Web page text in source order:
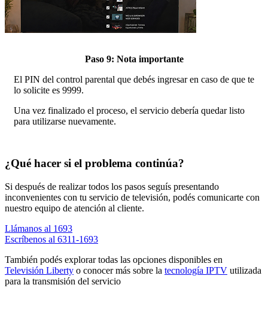
Paso 9: Nota importante
El PIN del control parental que debés ingresar en caso de que te
lo solicite es 9999.
Una vez finalizado el proceso, el servicio debería quedar listo
para utilizarse nuevamente.
¿Qué hacer si el problema continúa?
Si después de realizar todos los pasos seguís presentando
inconvenientes con tu servicio de televisión, podés comunicarte con
nuestro equipo de atención al cliente.
Llámanos al 1693
Escríbenos al 6311-1693
También podés explorar todas las opciones disponibles en
Televisión Liberty o conocer más sobre la tecnología IPTV utilizada
para la transmisión del servicio